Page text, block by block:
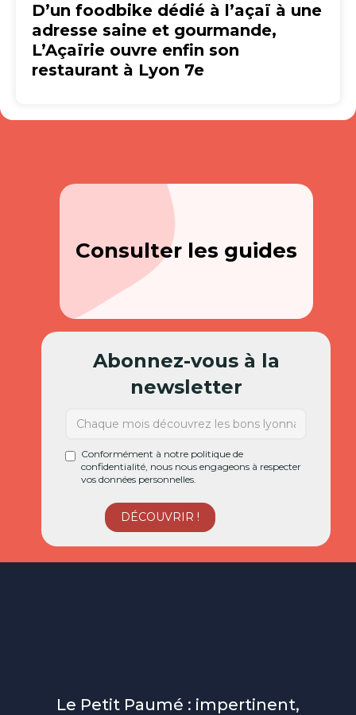
D’un foodbike dédié à l’açaï à une
adresse saine et gourmande,
L’Açaïrie ouvre enfin son
restaurant à Lyon 7e
Consulter les guides
Abonnez-vous à la
newsletter
Conformément à notre politique de
confidentialité, nous nous engageons à respecter
vos données personnelles.
Le Petit Paumé : impertinent,